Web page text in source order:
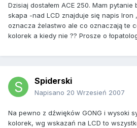
Dzisiaj dostałem ACE 250. Mam
skapa -nad LCD znajduje się napis Iron
oznacza żelastwo ale co oznaczają te
kolorek a kiedy nie ?? Prosze o
Spiderski
Napisano 20 Wrzesień 2007
Na pewno z dźwięków GONG i wysoki
kolorek, wg wskazań na LCD to